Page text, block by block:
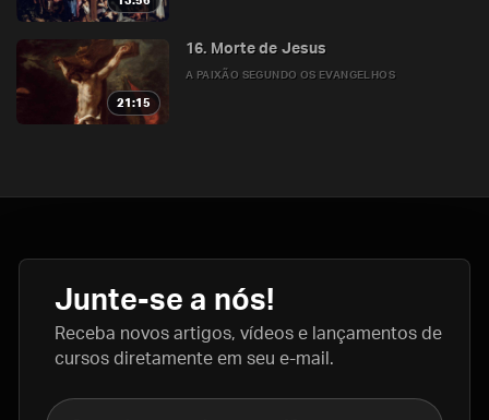
21:15
16. Morte de Jesus
A PAIXÃO SEGUNDO OS EVANGELHOS
Junte-se a nós!
Receba novos artigos, vídeos e lançamentos de
cursos diretamente em seu e-mail.
Nome completo